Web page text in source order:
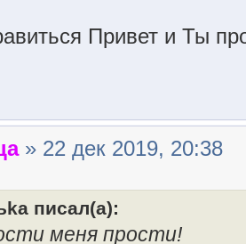
Привет и Ты
» 22 дек 2019, 20:38
писал(а):
меня прости!